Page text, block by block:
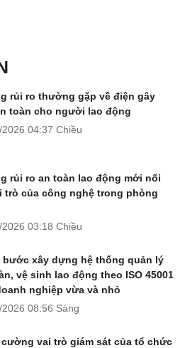
rủi ro thường gặp về điện gây
toàn cho người lao động
04:37 Chiều
rủi ro an toàn lao động mới nổi
trò của công nghệ trong phòng
03:18 Chiều
bước xây dựng hệ thống quản lý
vệ sinh lao động theo ISO 45001
nghiệp vừa và nhỏ
08:56 Sáng
cường vai trò giám sát của tổ chức